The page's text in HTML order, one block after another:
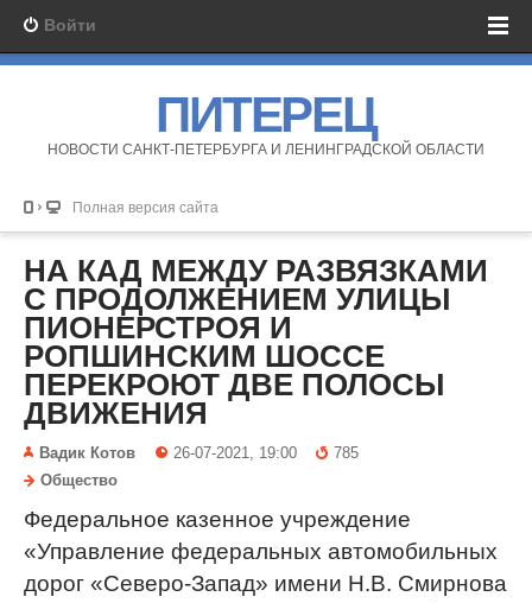
Войти
ПИТЕРЕЦ
НОВОСТИ САНКТ-ПЕТЕРБУРГА И ЛЕНИНГРАДСКОЙ ОБЛАСТИ
Полная версия сайта
НА КАД МЕЖДУ РАЗВЯЗКАМИ
С ПРОДОЛЖЕНИЕМ УЛИЦЫ
ПИОНЕРСТРОЯ И
РОПШИНСКИМ ШОССЕ
ПЕРЕКРОЮТ ДВЕ ПОЛОСЫ
ДВИЖЕНИЯ
Вадик Котов 26-07-2021, 19:00
785
Общество
Федеральное казенное учреждение
«Управление федеральных автомобильных
дорог «Северо-Запад» имени Н.В. Смирнова